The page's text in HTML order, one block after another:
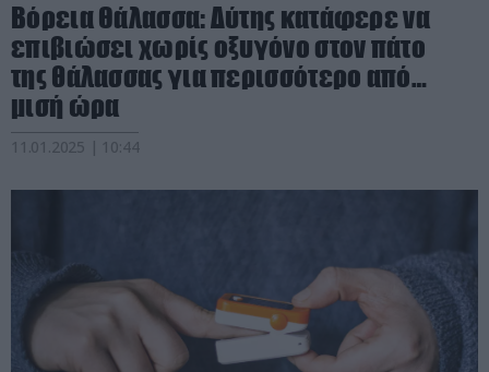
Βόρεια Θάλασσα: Δύτης κατάφερε να
επιβιώσει χωρίς οξυγόνο στον πάτο
της θάλασσας για περισσότερο από…
μισή ώρα
11.01.2025 | 10:44